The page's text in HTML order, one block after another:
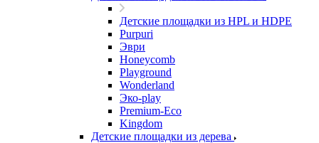
Детские площадки из HPL и HDPE
Purpuri
Эври
Honeycomb
Playground
Wonderland
Эко-play
Premium-Eco
Kingdom
Детские площадки из дерева